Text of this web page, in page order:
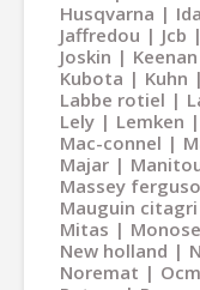
Husqvarna
Jaffredou
Jcb
Joskin
Keenan
Kubota
Kuhn
Labbe rotiel
Lely
Lemken
Mac-connel
Majar
Massey
Mauguin citagri
Mitas
New holland
Noremat